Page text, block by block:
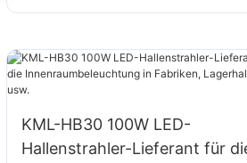
KML-HB30 100W LED-
Hallenstrahler-Lieferant für